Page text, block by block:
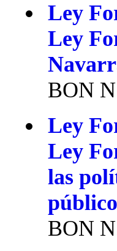
Ley
Ley
BON
Ley
Ley
las
BON